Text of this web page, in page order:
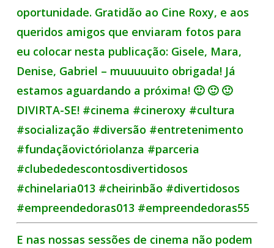
oportunidade. Gratidão ao Cine Roxy, e aos
queridos amigos que enviaram fotos para
eu colocar nesta publicação: Gisele, Mara,
Denise, Gabriel – muuuuuito obrigada! Já
estamos aguardando a próxima! 🙂 🙂 🙂
DIVIRTA-SE! #cinema #cineroxy #cultura
#socialização #diversão #entretenimento
#fundaçãovictóriolanza #parceria
#clubededescontosdivertidosos
#chinelaria013 #cheirinbão #divertidosos
#empreendedoras013 #empreendedoras55
E nas nossas sessões de cinema não podem